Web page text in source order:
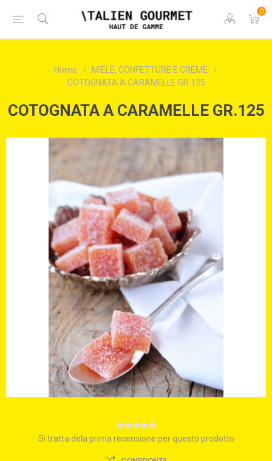
0
Home
MIELE, CONFETTURE E CREME
COTOGNATA A CARAMELLE GR.125
COTOGNATA A CARAMELLE GR.125
Si tratta dela prima recensione per questo prodotto